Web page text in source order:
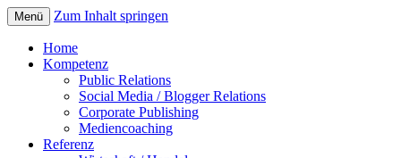
Menü Zum Inhalt springen
Home
Kompetenz
Public Relations
Social Media / Blogger Relations
Corporate Publishing
Mediencoaching
Referenz